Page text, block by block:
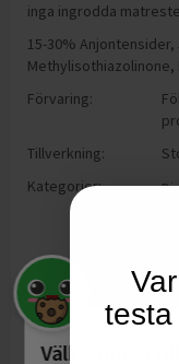
inga ingrodda
15-30%
Methylisothiazolinone,
Förvaring:
Tillverkning:
Kategorier:
Välkommen till
testa